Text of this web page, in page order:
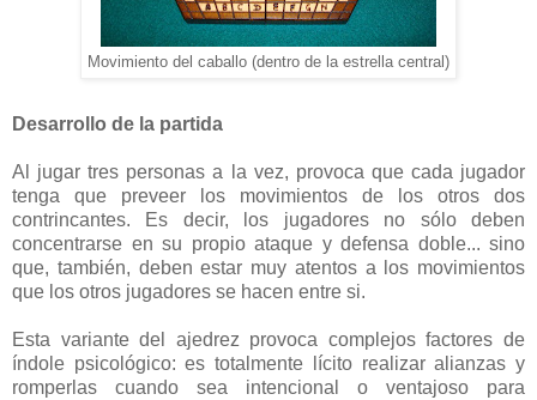
Movimiento del caballo (dentro de la estrella central)
Desarrollo de la partida
Al jugar tres personas a la vez, provoca que cada jugador
tenga que preveer los movimientos de los otros dos
contrincantes. Es decir, los jugadores no sólo deben
concentrarse en su propio ataque y defensa doble... sino
que, también, deben estar muy atentos a los movimientos
que los otros jugadores se hacen entre si.
Esta variante del ajedrez provoca complejos factores de
índole psicológico: es totalmente lícito realizar alianzas y
romperlas cuando sea intencional o ventajoso para